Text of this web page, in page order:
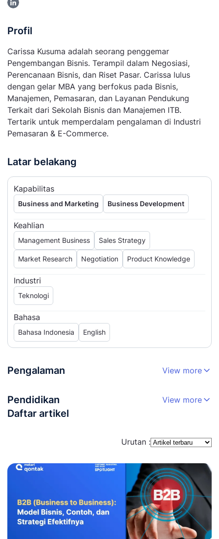
Profil
Carissa Kusuma adalah seorang penggemar
Pengembangan Bisnis. Terampil dalam Negosiasi,
Perencanaan Bisnis, dan Riset Pasar. Carissa lulus
dengan gelar MBA yang berfokus pada Bisnis,
Manajemen, Pemasaran, dan Layanan Pendukung
Terkait dari Sekolah Bisnis dan Manajemen ITB.
Tertarik untuk memperdalam pengalaman di Industri
Pemasaran & E-Commerce.
Latar belakang
Kapabilitas
Business and Marketing Business Development
Keahlian
Management Business Sales Strategy
Market Research Negotiation Product Knowledge
Industri
Teknologi
Bahasa
Bahasa Indonesia English
Pengalaman View more
Pendidikan View more
Daftar artikel
Urutan :